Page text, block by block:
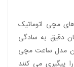
مچی اتوماتیک
دقیق به سادگی
مدل ساعت مچی
پیگیری می کنند